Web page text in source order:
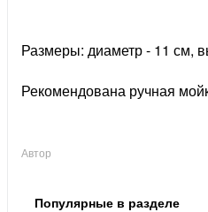
Размеры: диаметр - 11 см,
Рекомендована ручная
Автор
Популярные в разделе